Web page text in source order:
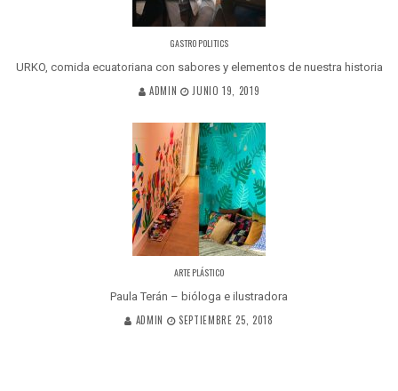
GASTRO POLITICS
URKO, comida ecuatoriana con sabores y elementos de nuestra historia
ADMIN JUNIO 19, 2019
ARTE PLÁSTICO
Paula Terán – bióloga e ilustradora
ADMIN SEPTIEMBRE 25, 2018